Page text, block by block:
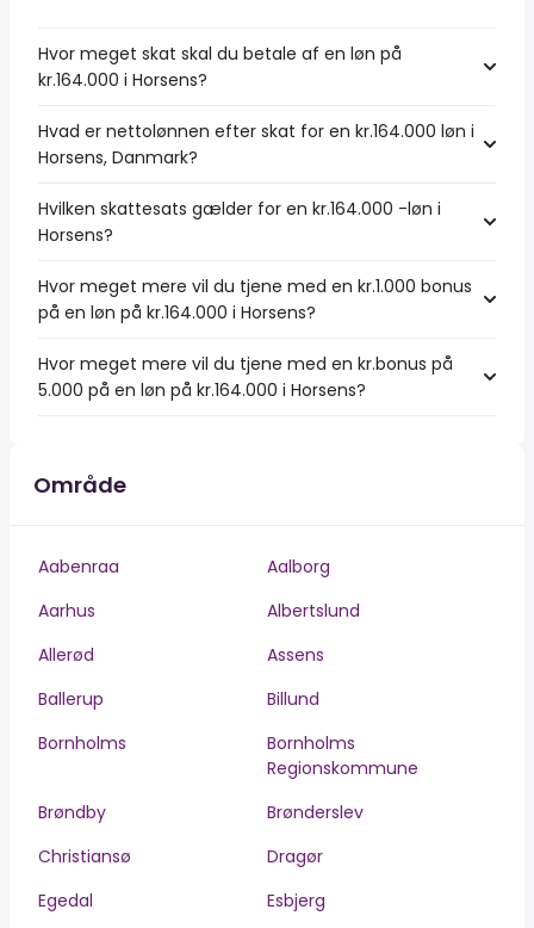
Hvor meget skat skal du betale af en løn på
kr.164.000 i Horsens?
Hvad er nettolønnen efter skat for en kr.164.000 løn i
Horsens, Danmark?
Hvilken skattesats gælder for en kr.164.000 -løn i
Horsens?
Hvor meget mere vil du tjene med en kr.1.000 bonus
på en løn på kr.164.000 i Horsens?
Hvor meget mere vil du tjene med en kr.bonus på
5.000 på en løn på kr.164.000 i Horsens?
Område
Aabenraa
Aalborg
Aarhus
Albertslund
Allerød
Assens
Ballerup
Billund
Bornholms
Bornholms
Regionskommune
Brøndby
Brønderslev
Christiansø
Dragør
Egedal
Esbjerg